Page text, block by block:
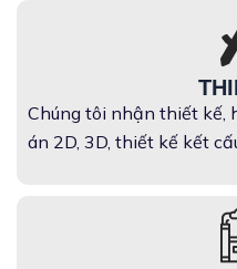
Chúng tôi nhận thiết kế,
án 2D, 3D, thiết kế kết cấu